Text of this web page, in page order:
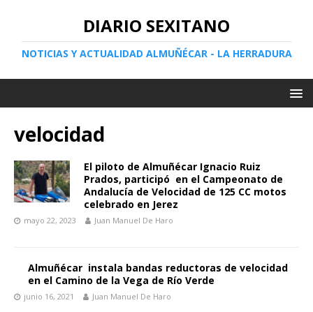
DIARIO SEXITANO
NOTICIAS Y ACTUALIDAD ALMUÑÉCAR - LA HERRADURA
velocidad
El piloto de Almuñécar Ignacio Ruiz
Prados, participó en el Campeonato de
Andalucía de Velocidad de 125 CC motos
celebrado en Jerez
mayo 22, 2023 Juan Manuel De Haro
Almuñécar instala bandas reductoras de velocidad
en el Camino de la Vega de Río Verde
junio 16, 2021 Juan Manuel De Haro